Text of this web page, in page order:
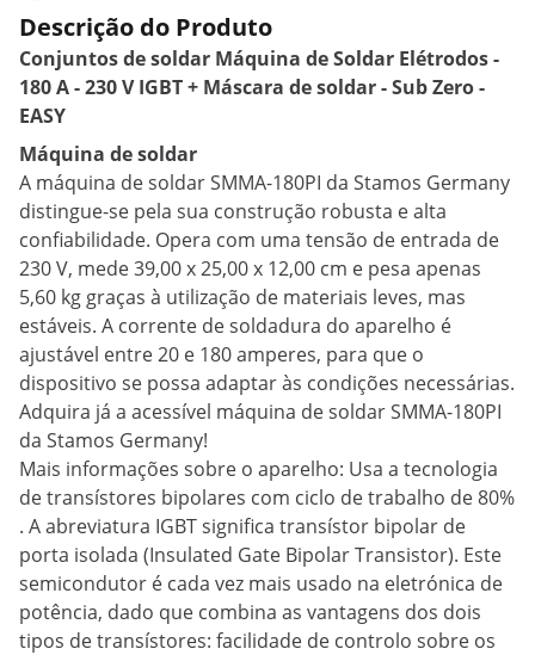
Descrição do Produto
Conjuntos de soldar Máquina de Soldar Elétrodos -
180 A - 230 V IGBT + Máscara de soldar - Sub Zero -
EASY
Máquina de soldar
A máquina de soldar SMMA-180PI da Stamos Germany
distingue-se pela sua construção robusta e alta
confiabilidade. Opera com uma tensão de entrada de
230 V, mede 39,00 x 25,00 x 12,00 cm e pesa apenas
5,60 kg graças à utilização de materiais leves, mas
estáveis. A corrente de soldadura do aparelho é
ajustável entre 20 e 180 amperes, para que o
dispositivo se possa adaptar às condições necessárias.
Adquira já a acessível máquina de soldar SMMA-180PI
da Stamos Germany!
Mais informações sobre o aparelho: Usa a tecnologia
de transístores bipolares com ciclo de trabalho de 80%
. A abreviatura IGBT significa transístor bipolar de
porta isolada (Insulated Gate Bipolar Transistor). Este
semicondutor é cada vez mais usado na eletrónica de
potência, dado que combina as vantagens dos dois
tipos de transístores: facilidade de controlo sobre os